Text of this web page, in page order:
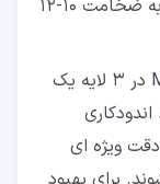
متر متراکم شود. سپس یک کف بتنی به ضخامت 10-12
3 سانتی متر ملات سیمان با عیار M10 در 3 لایه یک
دقت ویژه ای